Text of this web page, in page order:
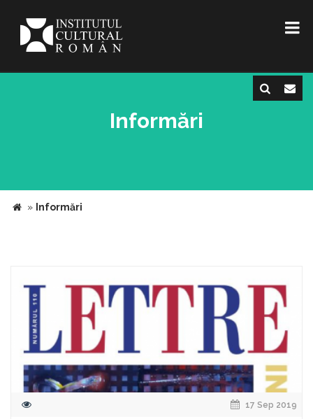
Informări
» Informări
17 Sep 2019